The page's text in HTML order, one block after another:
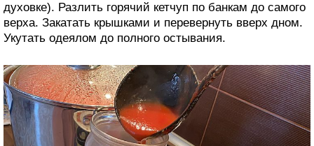
духовке). Разлить горячий кетчуп по банкам до самого
верха. Закатать крышками и перевернуть вверх дном.
Укутать одеялом до полного остывания.